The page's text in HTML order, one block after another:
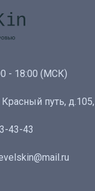
Красный путь,
43-43
- 18:00 (МСК)